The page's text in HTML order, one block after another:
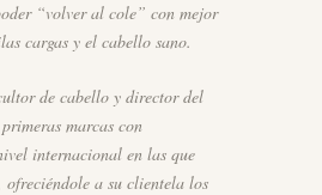
“volver al cole” con mejor
cargas y el cabello sano.
de cabello y director del
marcas con
internacional en las que
ofreciéndole a su clientela los